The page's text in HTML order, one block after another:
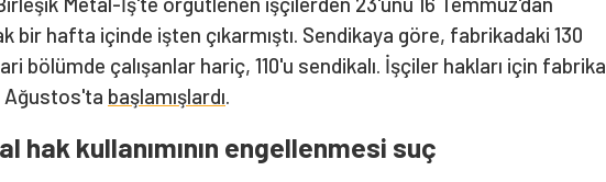
bir hafta içinde işten çıkarmıştı. Sendikaya göre, fabrikadaki 130
bölümde çalışanlar hariç, 110'u sendikalı. İşçiler hakları için fabrika
Ağustos'ta başlamışlardı.
hak kullanımının engellenmesi suç